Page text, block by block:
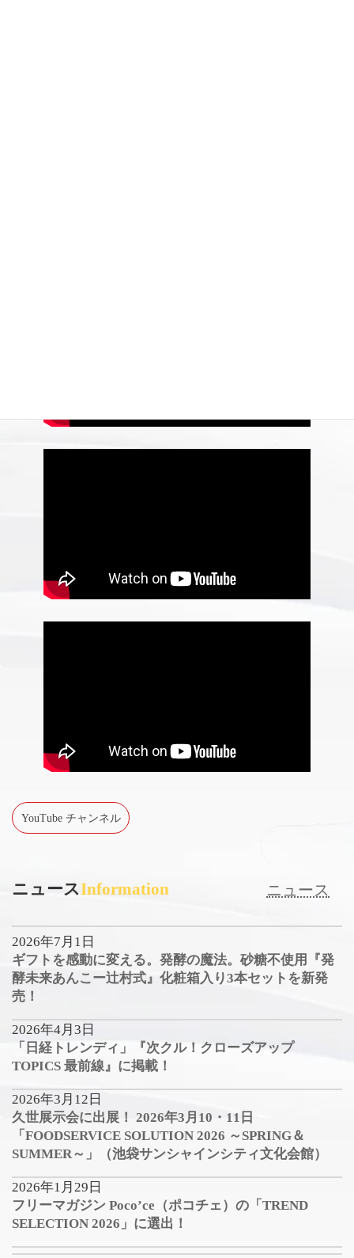
YouTube チャンネル
ニュースInformation ニュース
2026年7月1日
ギフトを感動に変える。発酵の魔法。砂糖不使用『発
酵未来あんこー辻村式』化粧箱入り3本セットを新発
売！
2026年4月3日
「日経トレンディ」『次クル！クローズアップ
TOPICS 最前線』に掲載！
2026年3月12日
久世展示会に出展！ 2026年3月10・11日
「FOODSERVICE SOLUTION 2026 ～SPRING＆
SUMMER～」（池袋サンシャインシティ文化会館）
2026年1月29日
フリーマガジン Poco’ce（ポコチェ）の「TREND
SELECTION 2026」に選出！